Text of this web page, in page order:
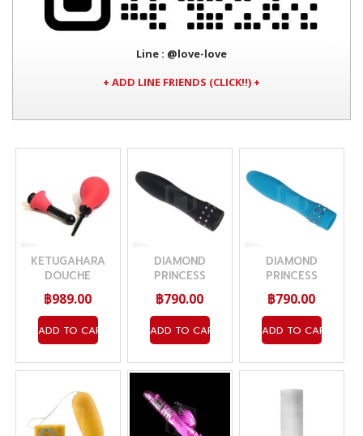
Line : @love-love
+ ADD LINE FRIENDS (CLICK!!) +
KETUGAHARA
DOUCHE
฿989.00
ADD TO CART
DIAMOND
PRINCESS
VIBRATOR
(BLACK)
฿790.00
ADD TO CART
DIAMOND
PRINCESS
VIBRATOR (BLUE)
฿790.00
ADD TO CART